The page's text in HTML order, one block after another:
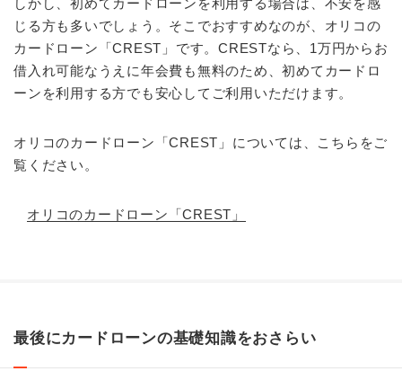
しかし、初めてカードローンを利用する場合は、不安を感
じる方も多いでしょう。そこでおすすめなのが、オリコの
カードローン「CREST」です。CRESTなら、1万円からお
借入れ可能なうえに年会費も無料のため、初めてカードロ
ーンを利用する方でも安心してご利用いただけます。
オリコのカードローン「CREST」については、こちらをご
覧ください。
オリコのカードローン「CREST」
最後にカードローンの基礎知識をおさらい